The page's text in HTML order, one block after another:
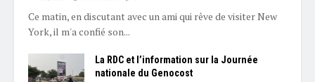
Ce matin, en discutant avec un ami qui rêve de visiter New
York, il m'a confié son...
La RDC et l’information sur la Journée
nationale du Genocost